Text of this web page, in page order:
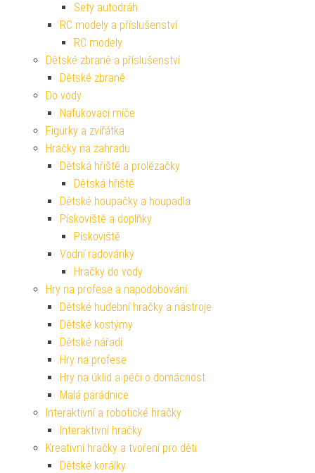
Sety autodráh
RC modely a příslušenství
RC modely
Dětské zbraně a příslušenství
Dětské zbraně
Do vody
Nafukovací míče
Figurky a zvířátka
Hračky na zahradu
Dětská hřiště a prolézačky
Dětská hřiště
Dětské houpačky a houpadla
Pískoviště a doplňky
Pískoviště
Vodní radovánky
Hračky do vody
Hry na profese a napodobování
Dětské hudební hračky a nástroje
Dětské kostýmy
Dětské nářadí
Hry na profese
Hry na úklid a péči o domácnost
Malá parádnice
Interaktivní a robotické hračky
Interaktivní hračky
Kreativní hračky a tvoření pro děti
Dětské korálky